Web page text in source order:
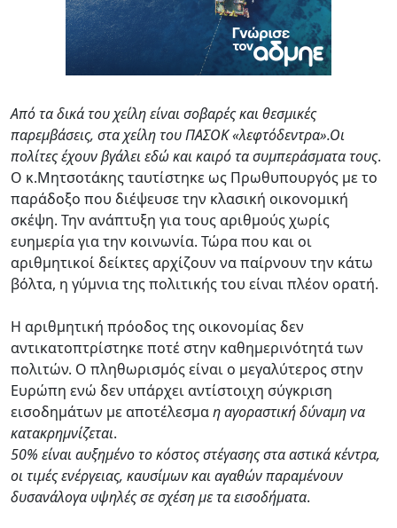
Από τα δικά του χείλη είναι σοβαρές και θεσμικές
παρεμβάσεις, στα χείλη του ΠΑΣΟΚ «λεφτόδεντρα».Οι
πολίτες έχουν βγάλει εδώ και καιρό τα συμπεράσματα τους.
Ο κ.Μητσοτάκης ταυτίστηκε ως Πρωθυπουργός με το
παράδοξο που διέψευσε την κλασική οικονομική
σκέψη. Την ανάπτυξη για τους αριθμούς χωρίς
ευημερία για την κοινωνία. Τώρα που και οι
αριθμητικοί δείκτες αρχίζουν να παίρνουν την κάτω
βόλτα, η γύμνια της πολιτικής του είναι πλέον ορατή.
Η αριθμητική πρόοδος της οικονομίας δεν
αντικατοπτρίστηκε ποτέ στην καθημερινότητά των
πολιτών. Ο πληθωρισμός είναι ο μεγαλύτερος στην
Ευρώπη ενώ δεν υπάρχει αντίστοιχη σύγκριση
εισοδημάτων με αποτέλεσμαη αγοραστική δύναμη να
κατακρημνίζεται.
50% είναι αυξημένο το κόστος στέγασης στα αστικά κέντρα,
οι τιμές ενέργειας, καυσίμων και αγαθών παραμένουν
δυσανάλογα υψηλές σε σχέση με τα εισοδήματα.